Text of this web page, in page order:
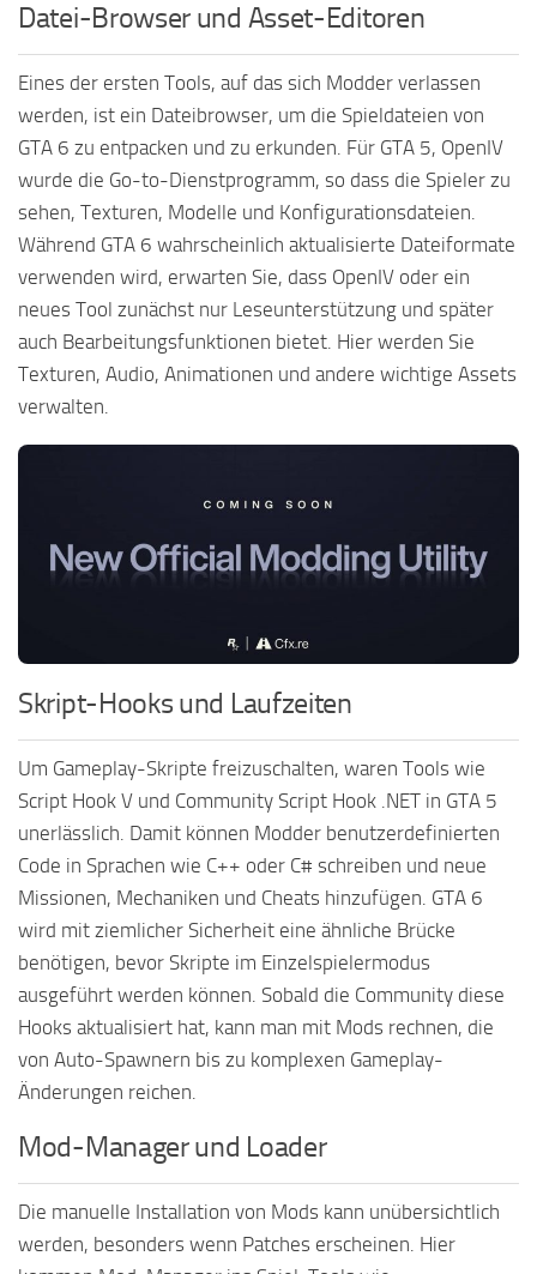
Datei-Browser und Asset-Editoren
Eines der ersten Tools, auf das sich Modder verlassen
werden, ist ein Dateibrowser, um die Spieldateien von
GTA 6 zu entpacken und zu erkunden. Für GTA 5, OpenIV
wurde die Go-to-Dienstprogramm, so dass die Spieler zu
sehen, Texturen, Modelle und Konfigurationsdateien.
Während GTA 6 wahrscheinlich aktualisierte Dateiformate
verwenden wird, erwarten Sie, dass OpenIV oder ein
neues Tool zunächst nur Leseunterstützung und später
auch Bearbeitungsfunktionen bietet. Hier werden Sie
Texturen, Audio, Animationen und andere wichtige Assets
verwalten.
Skript-Hooks und Laufzeiten
Um Gameplay-Skripte freizuschalten, waren Tools wie
Script Hook V und Community Script Hook .NET in GTA 5
unerlässlich. Damit können Modder benutzerdefinierten
Code in Sprachen wie C++ oder C# schreiben und neue
Missionen, Mechaniken und Cheats hinzufügen. GTA 6
wird mit ziemlicher Sicherheit eine ähnliche Brücke
benötigen, bevor Skripte im Einzelspielermodus
ausgeführt werden können. Sobald die Community diese
Hooks aktualisiert hat, kann man mit Mods rechnen, die
von Auto-Spawnern bis zu komplexen Gameplay-
Änderungen reichen.
Mod-Manager und Loader
Die manuelle Installation von Mods kann unübersichtlich
werden, besonders wenn Patches erscheinen. Hier